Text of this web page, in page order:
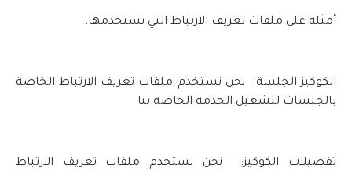
أمثلة على ملفات تعريف الارتباط التي نستخدمها:
الكوكيز الجلسة: نحن نستخدم ملفات تعريف الارتباط الخاصة
بالجلسات لتشغيل الخدمة الخاصة بنا
تفضيلات الكوكيز: نحن نستخدم ملفات تعريف الارتباط